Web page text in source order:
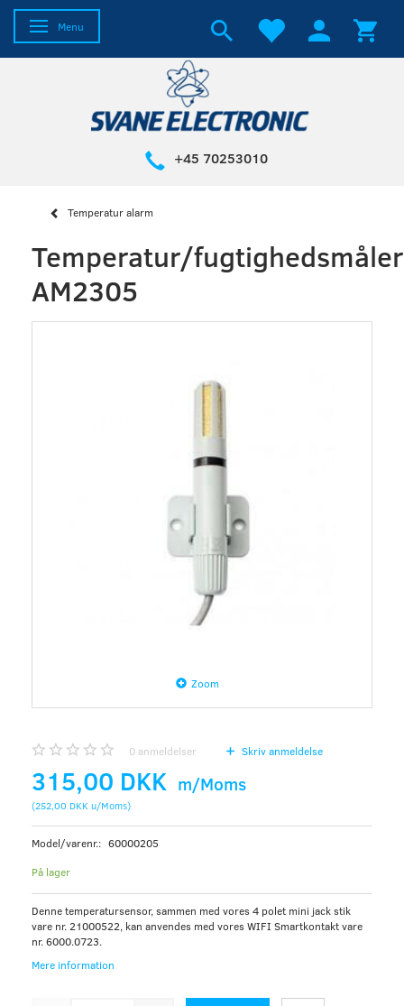
Skifte navigation
Menu
+45 70253010
Temperatur alarm
Temperatur/fugtighedsmåler
AM2305
Zoom
0 anmeldelser Skriv anmeldelse
315,00 DKK m/Moms
(252,00 DKK u/Moms)
Model/varenr.: 60000205
På lager
Denne temperatursensor, sammen med vores 4 polet mini jack stik
vare nr. 21000522, kan anvendes med vores WIFI Smartkontakt vare
nr. 6000.0723.
Mere information